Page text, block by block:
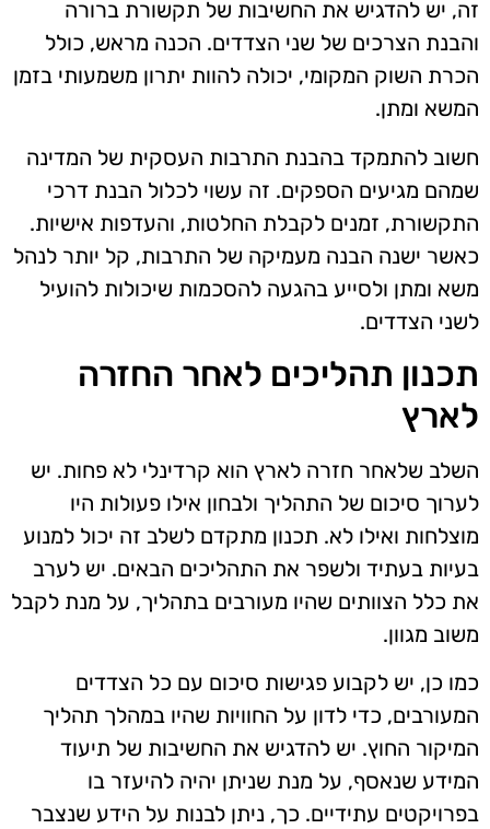
זה, יש להדגיש את החשיבות של תקשורת ברורה
והבנת הצרכים של שני הצדדים. הכנה מראש, כולל
הכרת השוק המקומי, יכולה להוות יתרון משמעותי בזמן
המשא ומתן.
חשוב להתמקד בהבנת התרבות העסקית של המדינה
שמהם מגיעים הספקים. זה עשוי לכלול הבנת דרכי
התקשורת, זמנים לקבלת החלטות, והעדפות אישיות.
כאשר ישנה הבנה מעמיקה של התרבות, קל יותר לנהל
משא ומתן ולסייע בהגעה להסכמות שיכולות להועיל
לשני הצדדים.
תכנון תהליכים לאחר החזרה
לארץ
השלב שלאחר חזרה לארץ הוא קרדינלי לא פחות. יש
לערוך סיכום של התהליך ולבחון אילו פעולות היו
מוצלחות ואילו לא. תכנון מתקדם לשלב זה יכול למנוע
בעיות בעתיד ולשפר את התהליכים הבאים. יש לערב
את כלל הצוותים שהיו מעורבים בתהליך, על מנת לקבל
משוב מגוון.
כמו כן, יש לקבוע פגישות סיכום עם כל הצדדים
המעורבים, כדי לדון על החוויות שהיו במהלך תהליך
המיקור החוץ. יש להדגיש את החשיבות של תיעוד
המידע שנאסף, על מנת שניתן יהיה להיעזר בו
בפרויקטים עתידיים. כך, ניתן לבנות על הידע שנצבר